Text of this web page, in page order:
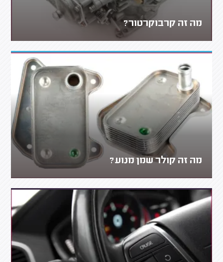
מה זה קרבוקרטור?
מה זה קולר שמן מנוע?